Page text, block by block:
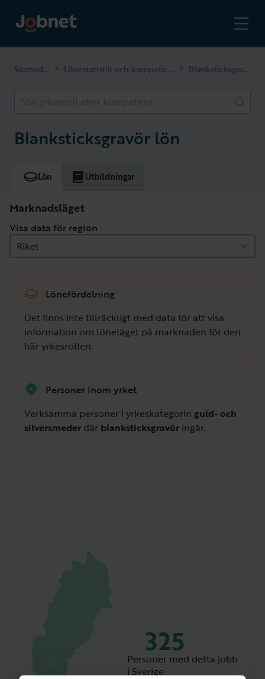
Startsidan > Lönestatistik och kompetenser > Blanksticksgravör
Blanksticksgravör lön
Lön Utbildningar
Marknadsläget
Visa data för region
Riket
Lönefördelning
Det finns inte tillräckligt med data för att visa
information om löneläget på marknaden för den
här yrkesrollen.
Personer inom yrket
Verksamma personer i yrkeskategorin guld- och
silversmeder där blanksticksgravör ingår.
325
Personer med detta jobb
i Sverige